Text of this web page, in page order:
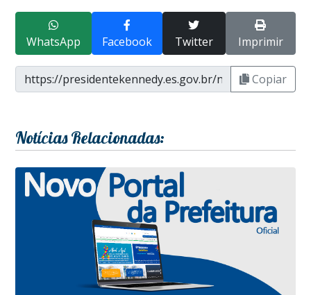
WhatsApp Facebook Twitter Imprimir
Copiar
Notícias Relacionadas: